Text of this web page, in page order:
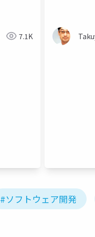
7.1K
#ソフトウェア開発